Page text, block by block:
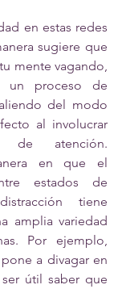
en estas redes
sugiere que
mente vagando,
un proceso de
del modo
al involucrar
de atención.
en que el
estados de
tiene
amplia variedad
Por ejemplo,
a divagar en
útil saber que